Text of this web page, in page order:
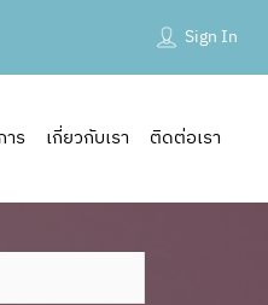
Sign In
าร เกี่ยวกับเรา ติดต่อเรา